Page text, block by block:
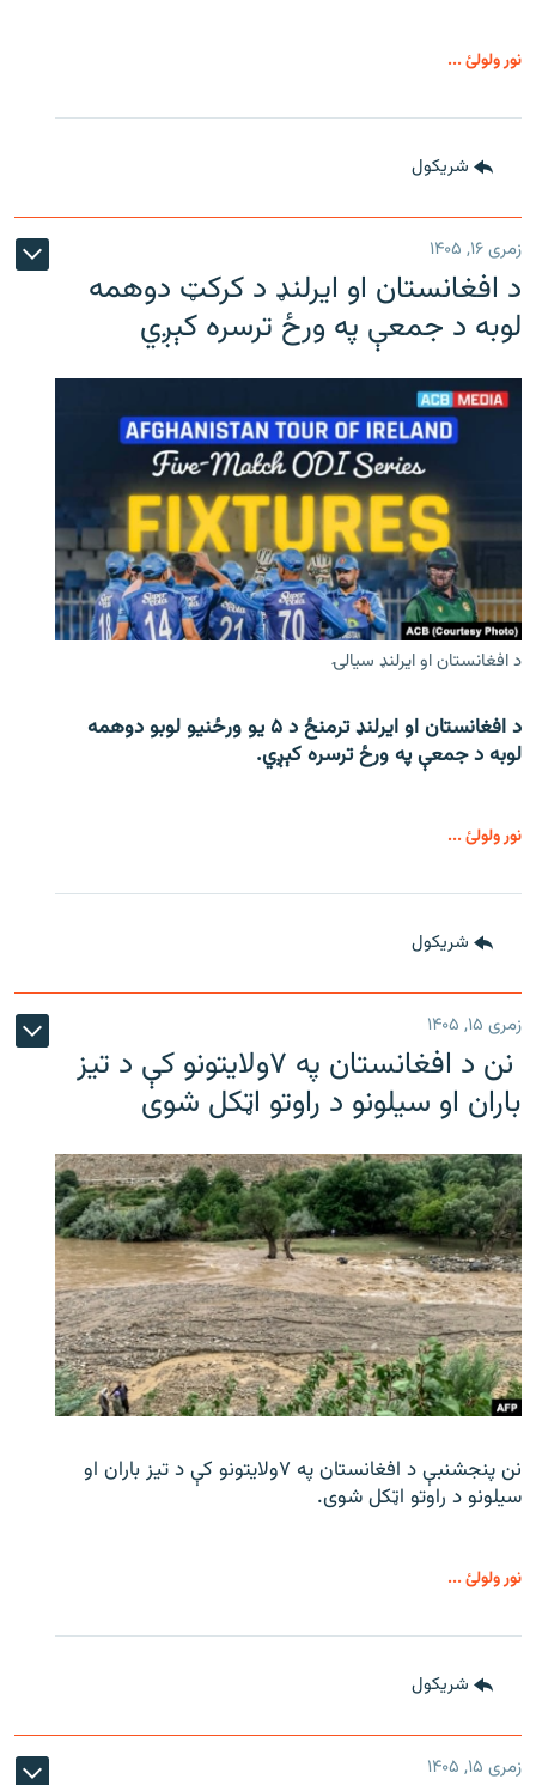
نور ولولئ ...
شريکول
زمری ۱۶, ۱۴۰۵
د افغانستان او ایرلنډ د کرکټ دوهمه
لوبه د جمعې په ورځ ترسره کېږي
د افغانستان او ایرلنډ سیالۍ
د افغانستان او ایرلنډ ترمنځ د ۵ یو ورځنیو لوبو دوهمه
لوبه د جمعې په ورځ ترسره کېږي.
نور ولولئ ...
شريکول
زمری ۱۵, ۱۴۰۵
نن د افغانستان په ۷ولایتونو کې د تیز
باران او سیلونو د راوتو اټکل شوی
نن پنجشنبې د افغانستان په ۷ولایتونو کې د تیز باران او
سیلونو د راوتو اټکل شوی.
نور ولولئ ...
شريکول
زمری ۱۵, ۱۴۰۵